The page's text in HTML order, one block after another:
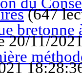
(647
bretonne
20/11/